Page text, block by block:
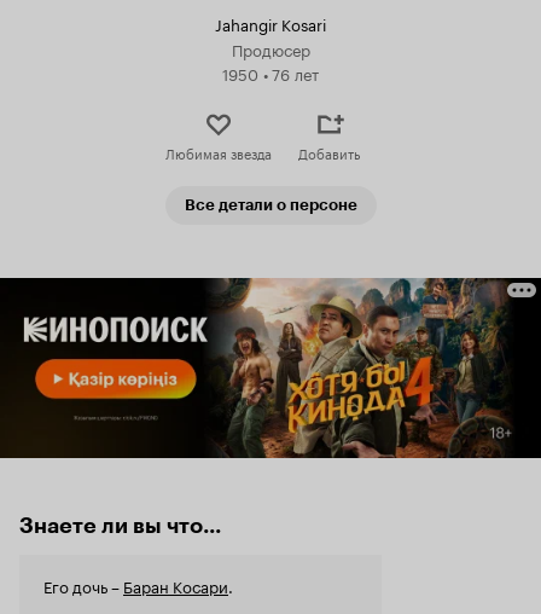
Jahangir Kosari
Продюсер
1950 •76 лет
Любимая звезда Добавить
Все детали о персоне
Знаете ли вы что...
Его дочь – Баран Косари.